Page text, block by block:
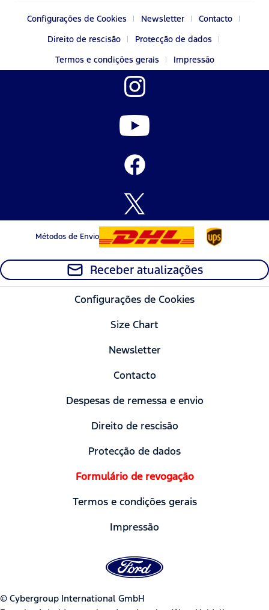
Configurações de Cookies Newsletter
Contacto
Direito de rescisão
Protecção de dados
Termos e condições gerais
Impressão
Métodos de Envio
Receber atualizações
Configurações de Cookies
Size Chart
Newsletter
Contacto
Despesas de remessa e envio
Direito de rescisão
Protecção de dados
Formulário de revogação
Termos e condições gerais
Impressão
© Cybergroup International GmbH